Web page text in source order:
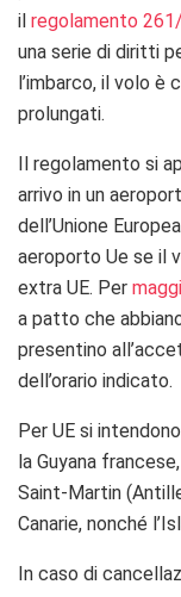
il regolamento
una serie di diritti
l’imbarco, il volo è
prolungati.
Il regolamento si
arrivo in un
dell’Unione
aeroporto Ue se il
extra UE. Per
a patto che
presentino
dell’orario indicato.
Per UE si
la Guyana
Saint-Martin
Canarie, nonché
In caso di